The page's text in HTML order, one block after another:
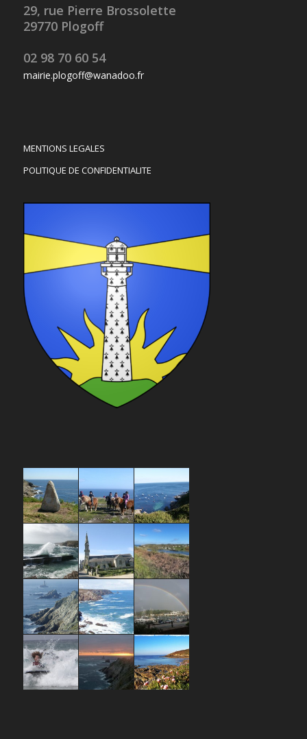
29, rue Pierre Brossolette
29770 Plogoff
02 98 70 60 54
mairie.plogoff@wanadoo.fr
MENTIONS LEGALES
POLITIQUE DE CONFIDENTIALITE